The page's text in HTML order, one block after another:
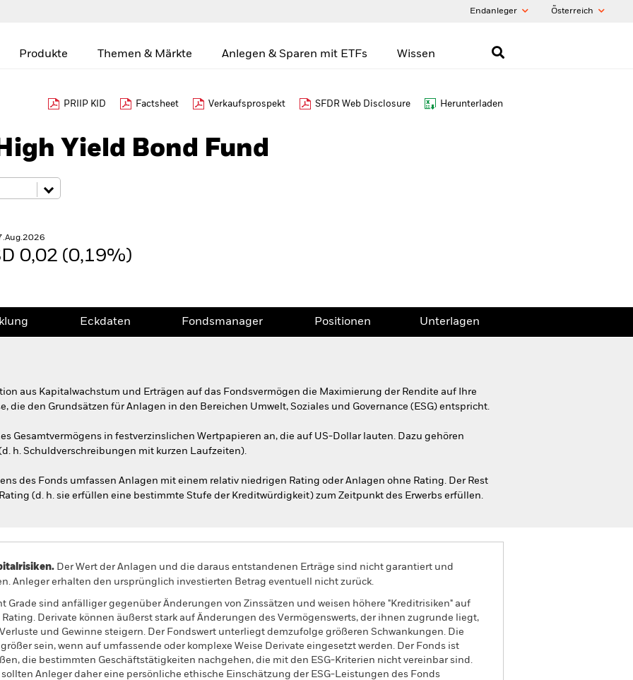
Endanleger Õsterreich
Produkte Themen & Märkte Anlegen & Sparen mit ETFs Wissen
PRIIP KID Factsheet Verkaufsprospekt SFDR Web Disclosure Herunterladen
Yield Bond Fund
0,02 (0,19%)
Eckdaten Fondsmanager Positionen Unterlagen
aus Kapitalwachstum und Erträgen auf das Fondsvermögen die Maximierung der Rendite auf Ihre
die den Grundsätzen für Anlagen in den Bereichen Umwelt, Soziales und Governance (ESG) entspricht.
Gesamtvermögens in festverzinslichen Wertpapieren an, die auf US-Dollar lauten. Dazu gehören
h. Schuldverschreibungen mit kurzen Laufzeiten).
des Fonds umfassen Anlagen mit einem relativ niedrigen Rating oder Anlagen ohne Rating. Der Rest
(d. h. sie erfüllen eine bestimmte Stufe der Kreditwürdigkeit) zum Zeitpunkt des Erwerbs erfüllen.
Der Wert der Anlagen und die daraus entstandenen Erträge sind nicht garantiert und
Anleger erhalten den ursprünglich investierten Betrag eventuell nicht zurück.
Grade sind anfälliger gegenüber Änderungen von Zinssätzen und weisen höhere "Kreditrisiken" auf
Derivate können äußerst stark auf Änderungen des Vermögenswerts, der ihnen zugrunde liegt,
und Gewinne steigern. Der Fondswert unterliegt demzufolge größeren Schwankungen. Die
sein, wenn auf umfassende oder komplexe Weise Derivate eingesetzt werden. Der Fonds ist
die bestimmten Geschäftstätigkeiten nachgehen, die mit den ESG-Kriterien nicht vereinbar sind.
Anleger daher eine persönliche ethische Einschätzung der ESG-Leistungen des Fonds